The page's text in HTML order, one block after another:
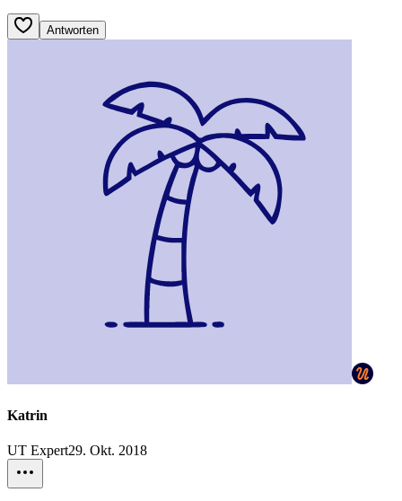
Antworten
Katrin
UT Expert29. Okt. 2018